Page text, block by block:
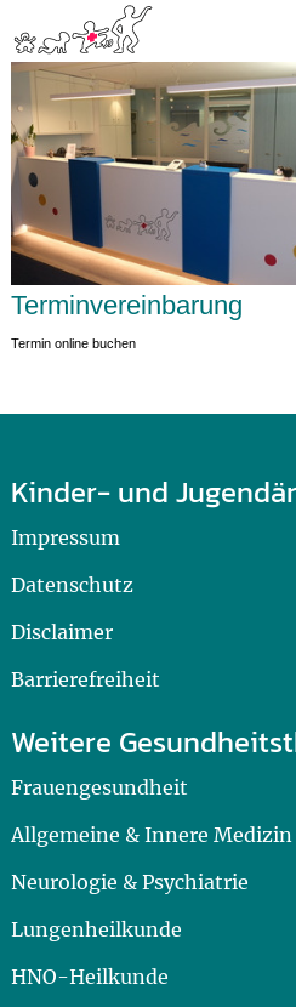
Terminvereinbarung
Termin online buchen
Kinder- und
Impressum
Datenschutz
Disclaimer
Barrierefreiheit
Weitere
Frauengesundheit
Allgemeine & Innere Medizin
Neurologie & Psychiatrie
Lungenheilkunde
HNO-Heilkunde